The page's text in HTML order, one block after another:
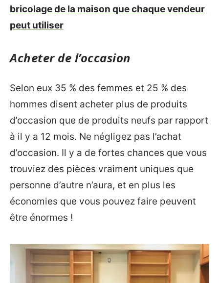
bricolage de la maison que chaque vendeur
peut utiliser
Acheter de l’occasion
Selon eux 35 % des femmes et 25 % des
hommes disent acheter plus de produits
d’occasion que de produits neufs par rapport
à il y a 12 mois. Ne négligez pas l’achat
d’occasion. Il y a de fortes chances que vous
trouviez des pièces vraiment uniques que
personne d’autre n’aura, et en plus les
économies que vous pouvez faire peuvent
être énormes !